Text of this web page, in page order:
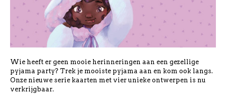
Wie heeft er geen mooie herinneringen aan een gezellige
pyjama party? Trek je mooiste pyjama aan en kom ook langs.
Onze nieuwe serie kaarten met vier unieke ontwerpen is nu
verkrijgbaar.